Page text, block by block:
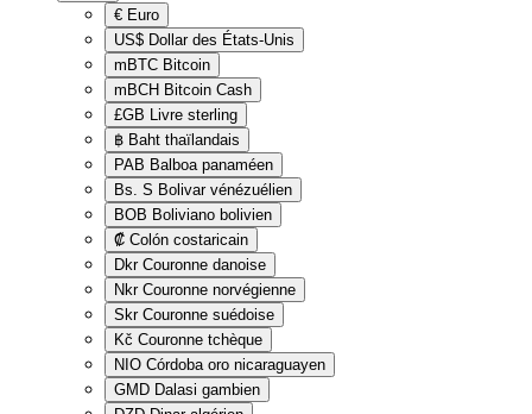
€ Euro
US$ Dollar des États-Unis
mBTC Bitcoin
mBCH Bitcoin Cash
£GB Livre sterling
฿ Baht thaïlandais
PAB Balboa panaméen
Bs. S Bolivar vénézuélien
BOB Boliviano bolivien
₡ Colón costaricain
Dkr Couronne danoise
Nkr Couronne norvégienne
Skr Couronne suédoise
Kč Couronne tchèque
NIO Córdoba oro nicaraguayen
GMD Dalasi gambien